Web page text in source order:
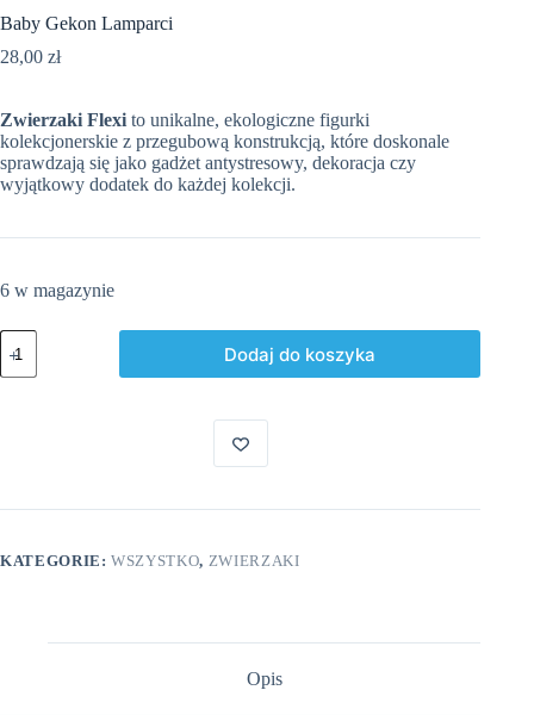
Baby Gekon Lamparci
28,00 zł
Zwierzaki Flexi to unikalne, ekologiczne figurki
kolekcjonerskie z przegubową konstrukcją, które doskonale
sprawdzają się jako gadżet antystresowy, dekoracja czy
wyjątkowy dodatek do każdej kolekcji.
6 w magazynie
ilość
Baby
Gekon
Dodaj do koszyka
KATEGORIE:WSZYSTKO, ZWIERZAKI
Opis